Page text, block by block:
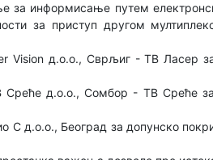
за информисање путем
за приступ другом
Vision д.о.о., Сврљиг - ТВ Ласер
д.о.о., Сомбор - ТВ Среће
С д.о.о., Београд за допунско